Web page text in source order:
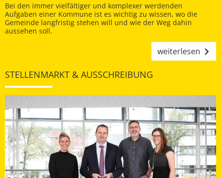
Bei den immer vielfältiger und komplexer werdenden
Aufgaben einer Kommune ist es wichtig zu wissen, wo die
Gemeinde langfristig stehen will und wie der Weg dahin
aussehen soll.
weiterlesen
STELLENMARKT & AUSSCHREIBUNG